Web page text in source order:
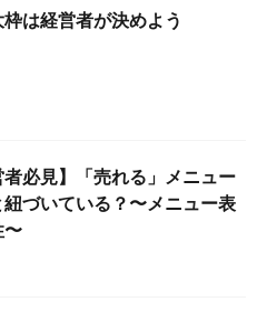
は経営者が決めよう
者必見】「売れる」メニュー
づいている？〜メニュー表
〜